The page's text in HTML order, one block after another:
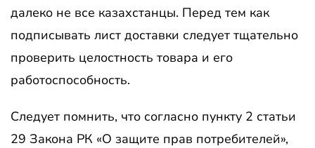
далеко не все казахстанцы. Перед тем как
подписывать лист доставки следует тщательно
проверить целостность товара и его
работоспособность.
Следует помнить, что согласно пункту 2 статьи
29 Закона РК «О защите прав потребителей»,